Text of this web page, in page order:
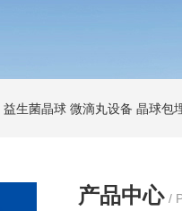
益生菌晶球 微滴丸设备 晶球包
产品中心 /